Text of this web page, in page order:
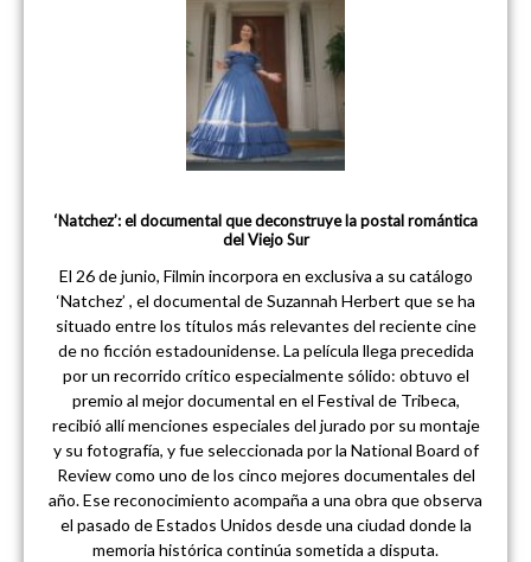
‘Natchez’: el documental que deconstruye la postal romántica
del Viejo Sur
El 26 de junio, Filmin incorpora en exclusiva a su catálogo
‘Natchez’ , el documental de Suzannah Herbert que se ha
situado entre los títulos más relevantes del reciente cine
de no ficción estadounidense. La película llega precedida
por un recorrido crítico especialmente sólido: obtuvo el
premio al mejor documental en el Festival de Tribeca,
recibió allí menciones especiales del jurado por su montaje
y su fotografía, y fue seleccionada por la National Board of
Review como uno de los cinco mejores documentales del
año. Ese reconocimiento acompaña a una obra que observa
el pasado de Estados Unidos desde una ciudad donde la
memoria histórica continúa sometida a disputa.